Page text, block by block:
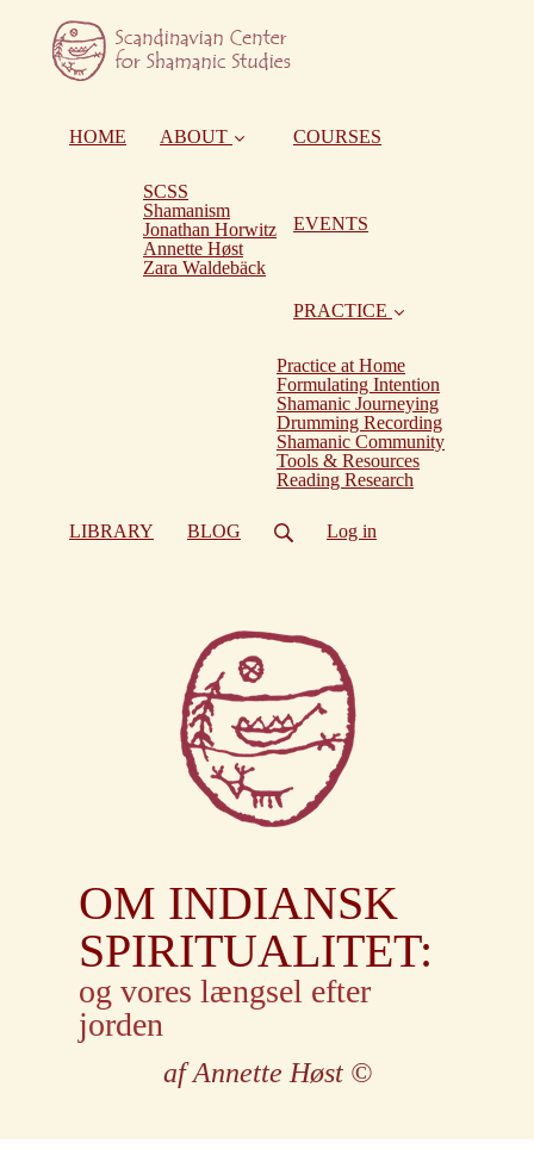
HOME ABOUT
SCSS
Shamanism
Jonathan Horwitz
Annette Høst
Zara Waldebäck
COURSES
EVENTS
PRACTICE
Practice at Home
Formulating Intention
Shamanic Journeying
Drumming Recording
Shamanic Community
Tools & Resources
Reading Research
LIBRARY BLOG Log in
OM INDIANSK
SPIRITUALITET:
og vores længsel efter
jorden
af Annette Høst ©